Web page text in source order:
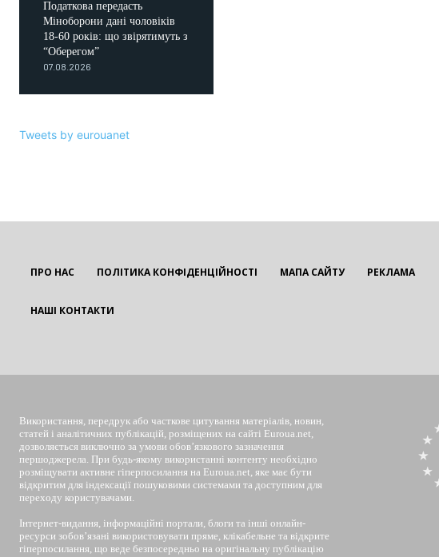
Податкова передасть
Міноборони дані чоловіків
18-60 років: що звірятимуть з
“Оберегом”
07.08.2026
Tweets by eurouanet
ПРО НАС ПОЛІТИКА КОНФІДЕНЦІЙНОСТІ МАПА САЙТУ РЕКЛАМА
НАШІ КОНТАКТИ
Використання, передрук або часткове цитування матеріалів, новин,
статей і аналітичних публікацій, розміщених на сайті Euroua.net,
дозволяється виключно за умови обов’язкового зазначення
першоджерела. При будь-якому використанні контенту необхідно
розміщувати активне гіперпосилання на Euroua.net, яке має бути
відкритим для індексації пошуковими системами та доступним для
переходу користувачами.
Інтернет-видання, інформаційні портали, блоги та інші онлайн-
ресурси зобов’язані використовувати пряме, клікабельне та відкрите
гіперпосилання, що веде безпосередньо на оригінальну публікацію